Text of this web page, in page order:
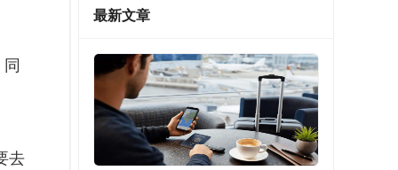
去
最新文章